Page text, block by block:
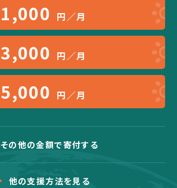
1,000 円／月
3,000 円／月
5,000 円／月
その他の金額で寄付する
他の支援方法を見る